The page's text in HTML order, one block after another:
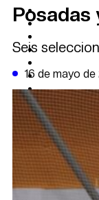
AGRO
POLÍTICA
DATA
DE LA
Posadas
Seis
16 de mayo